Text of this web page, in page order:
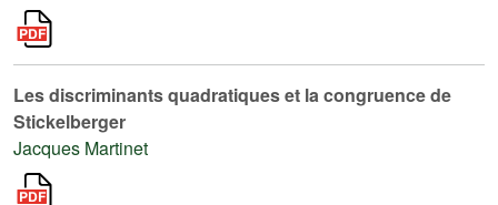
Les discriminants quadratiques et la congruence de
Stickelberger
Jacques Martinet